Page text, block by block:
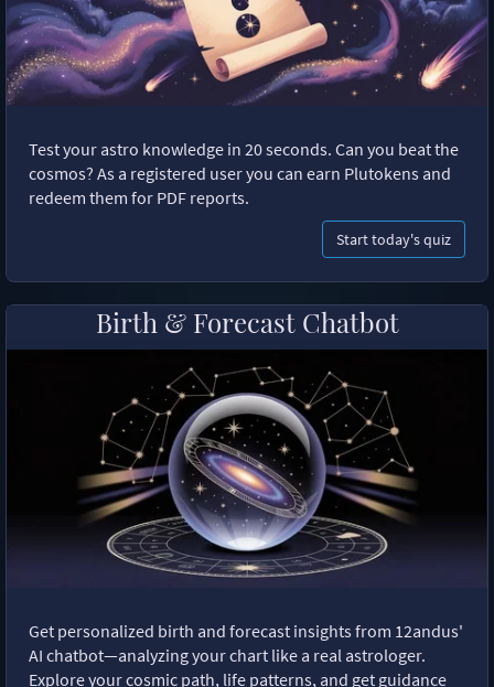
Test your astro knowledge in 20 seconds. Can you beat the
cosmos? As a registered user you can earn Plutokens and
redeem them for PDF reports.
Start today's quiz
Birth & Forecast Chatbot
Get personalized birth and forecast insights from 12andus'
AI chatbot—analyzing your chart like a real astrologer.
Explore your cosmic path, life patterns, and get guidance